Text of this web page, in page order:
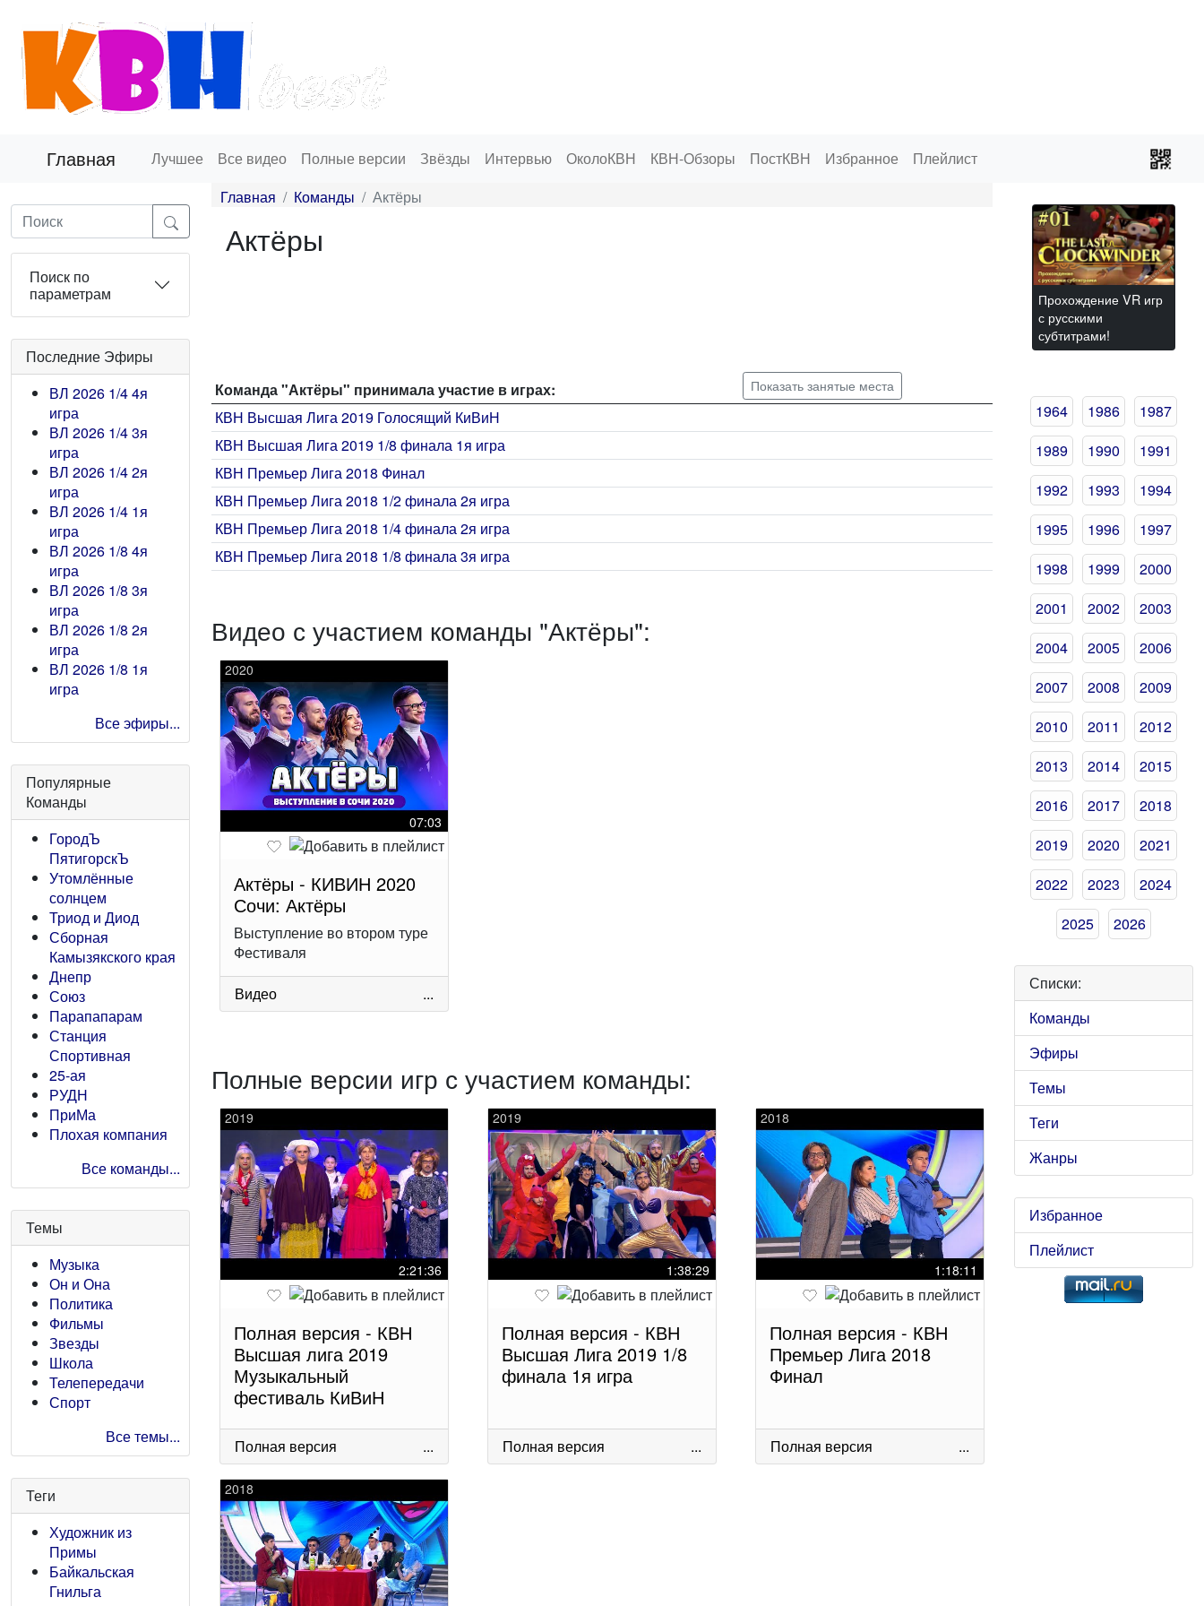
Главная Лучшее Все видео Полные версии Звёзды Интервью ОколоКВН КВН-Обзоры ПостКВН Избранное Плейлист
Поиск по
параметрам
Последние Эфиры
ВЛ 2026 1/4 4я
игра
ВЛ 2026 1/4 3я
игра
ВЛ 2026 1/4 2я
игра
ВЛ 2026 1/4 1я
игра
ВЛ 2026 1/8 4я
игра
ВЛ 2026 1/8 3я
игра
ВЛ 2026 1/8 2я
игра
ВЛ 2026 1/8 1я
игра
Все эфиры...
Популярные
Команды
ГородЪ
ПятигорскЪ
Утомлённые
солнцем
Триод и Диод
Сборная
Камызякского края
Днепр
Союз
Парапапарам
Станция
Спортивная
25-ая
РУДН
ПриМа
Плохая компания
Все команды...
Темы
Музыка
Он и Она
Политика
Фильмы
Звезды
Школа
Телепередачи
Спорт
Все темы...
Теги
Художник из
Примы
Байкальская
Гнильга
Главная Команды Актёры
Актёры
Команда "Актёры" принимала участие в играх: Показать занятые места
КВН Высшая Лига 2019 Голосящий КиВиН
КВН Высшая Лига 2019 1/8 финала 1я игра
КВН Премьер Лига 2018 Финал
КВН Премьер Лига 2018 1/2 финала 2я игра
КВН Премьер Лига 2018 1/4 финала 2я игра
КВН Премьер Лига 2018 1/8 финала 3я игра
Видео с участием команды "Актёры":
2020
07:03
Актёры - КИВИН 2020
Сочи: Актёры
Выступление во втором туре
Фестиваля
Видео
...
Полные версии игр с участием команды:
2019
2:21:36
Полная версия - КВН
Высшая лига 2019
Музыкальный
фестиваль КиВиН
Полная версия ...
2019
1:38:29
Полная версия - КВН
Высшая Лига 2019 1/8
финала 1я игра
Полная версия ...
2018
1:18:11
Полная версия - КВН
Премьер Лига 2018
Финал
Полная версия ...
2018
Прохождение VR игр
с русскими
субтитрами!
1964 1986
1987
1989
1990
1991
1992
1993
1994
1995
1996
1997
1998
1999
2000
2001
2002
2003
2004
2005
2006
2007
2008
2009
2010
2011
2012
2013
2014
2015
2016
2017
2018
2019
2020
2021
2022
2023
2024
2025
2026
Списки:
Команды
Эфиры
Темы
Теги
Жанры
Избранное
Плейлист